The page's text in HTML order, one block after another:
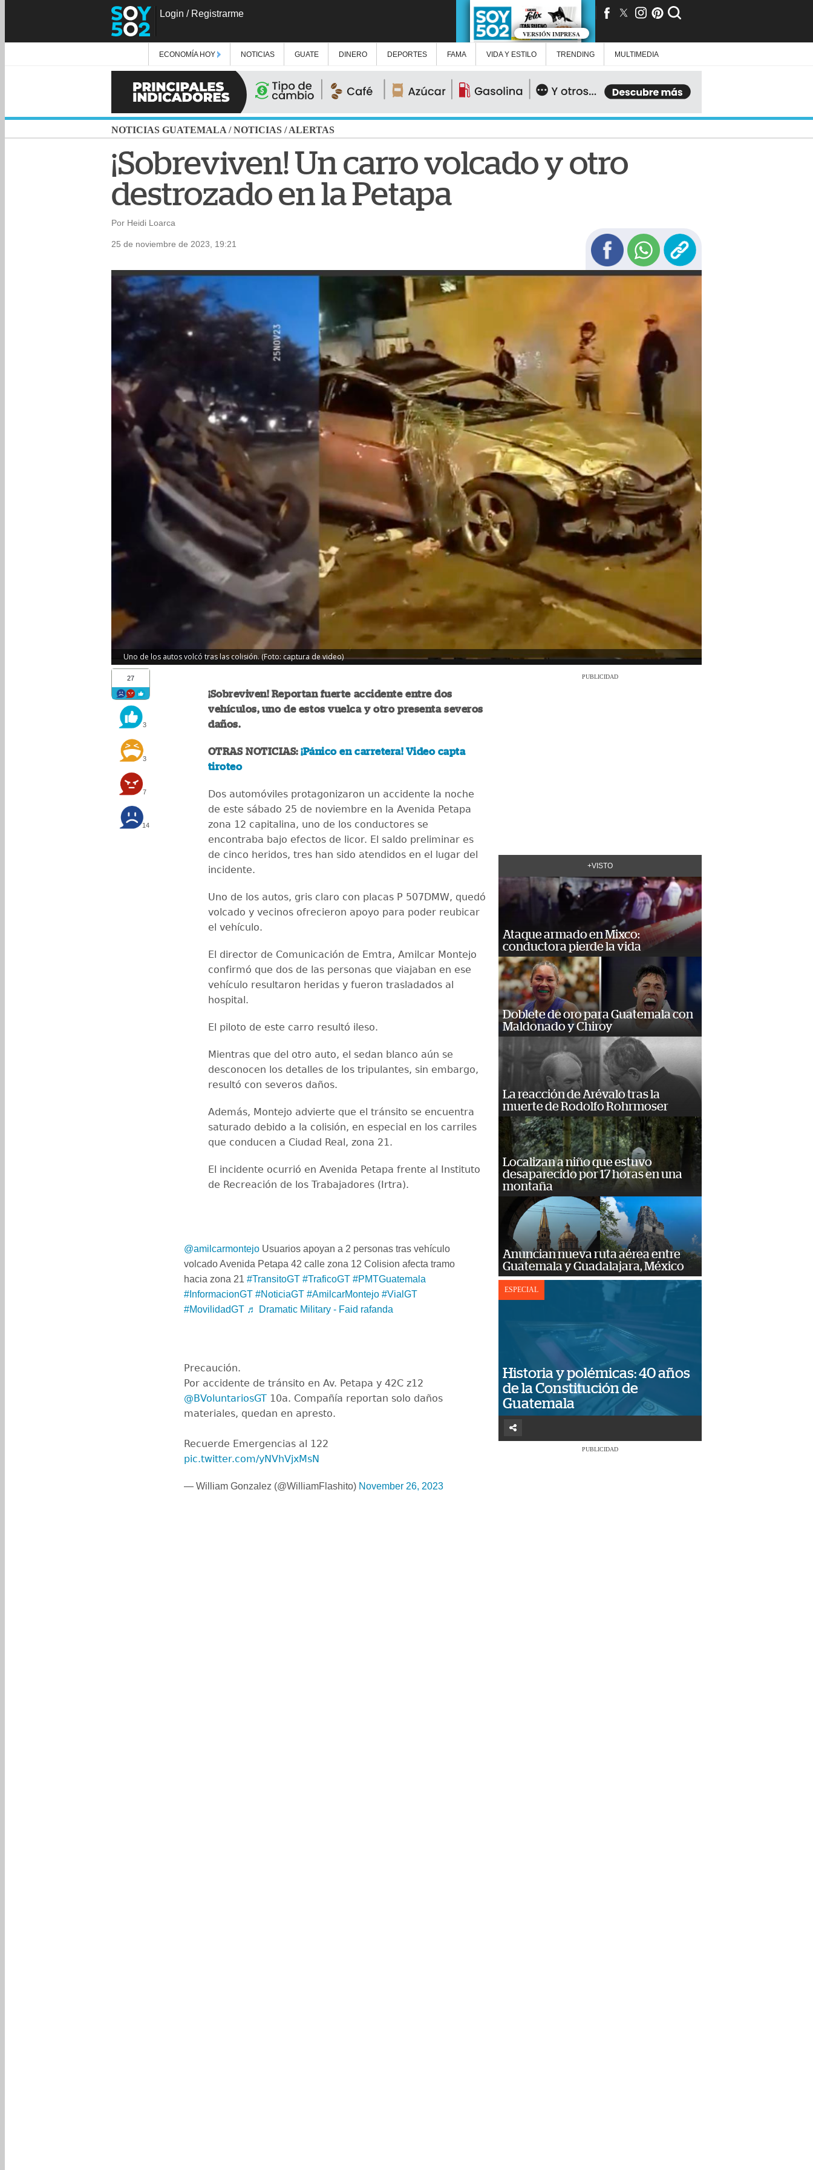
Login / Registrarme
VERSIÓN IMPRESA
ECONOMÍA HOY NOTICIAS GUATE DINERO DEPORTES FAMA VIDA Y ESTILO TRENDING MULTIMEDIA
NOTICIAS GUATEMALA /NOTICIAS /ALERTAS
¡Sobreviven! Un carro volcado y otro
destrozado en la Petapa
Por Heidi Loarca
25 de noviembre de 2023, 19:21
Uno de los autos volcó tras las colisión. (Foto: captura de video)
27
3
3
7
14
¡Sobreviven! Reportan fuerte accidente entre dos
vehículos, uno de estos vuelca y otro presenta severos
daños.
OTRAS NOTICIAS:¡Pánico en carretera! Video capta
tiroteo
Dos automóviles protagonizaron un accidente la noche
de este sábado 25 de noviembre en la Avenida Petapa
zona 12 capitalina, uno de los conductores se
encontraba bajo efectos de licor. El saldo preliminar es
de cinco heridos, tres han sido atendidos en el lugar del
incidente.
Uno de los autos, gris claro con placas P 507DMW, quedó
volcado y vecinos ofrecieron apoyo para poder reubicar
el vehículo.
El director de Comunicación de Emtra, Amilcar Montejo
confirmó que dos de las personas que viajaban en ese
vehículo resultaron heridas y fueron trasladados al
hospital.
El piloto de este carro resultó ileso.
Mientras que del otro auto, el sedan blanco aún se
desconocen los detalles de los tripulantes, sin embargo,
resultó con severos daños.
Además, Montejo advierte que el tránsito se encuentra
saturado debido a la colisión, en especial en los carriles
que conducen a Ciudad Real, zona 21.
El incidente ocurrió en Avenida Petapa frente al Instituto
de Recreación de los Trabajadores (Irtra).
@amilcarmontejo Usuarios apoyan a 2 personas tras vehículo
volcado Avenida Petapa 42 calle zona 12 Colision afecta tramo
hacia zona 21 #TransitoGT #TraficoGT #PMTGuatemala
#InformacionGT #NoticiaGT #AmilcarMontejo #VialGT
#MovilidadGT ♬ Dramatic Military - Faid rafanda
Precaución.
Por accidente de tránsito en Av. Petapa y 42C z12
@BVoluntariosGT 10a. Compañía reportan solo daños
materiales, quedan en apresto.
Recuerde Emergencias al 122
pic.twitter.com/yNVhVjxMsN
— William Gonzalez (@WilliamFlashito) November 26, 2023
PUBLICIDAD
+VISTO
Ataque armado en Mixco:
conductora pierde la vida
Doblete de oro para Guatemala con
Maldonado y Chiroy
La reacción de Arévalo tras la
muerte de Rodolfo Rohrmoser
Localizan a niño que estuvo
desaparecido por 17 horas en una
montaña
Anuncian nueva ruta aérea entre
Guatemala y Guadalajara, México
ESPECIAL
Historia y polémicas: 40 años
de la Constitución de
Guatemala
PUBLICIDAD